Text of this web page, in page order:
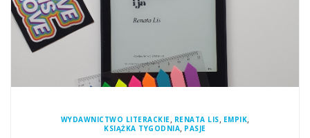
WYDAWNICTWO LITERACKIE, RENATA LIS, EMPIK,
KSIĄŻKA TYGODNIA, PASJE